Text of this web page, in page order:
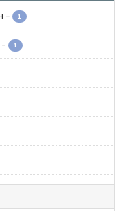
- 1
- 1